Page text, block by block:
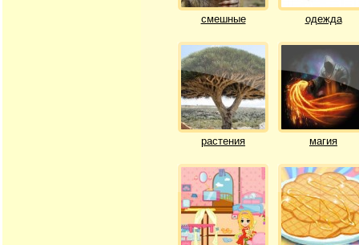
смешные одежда
растения магия